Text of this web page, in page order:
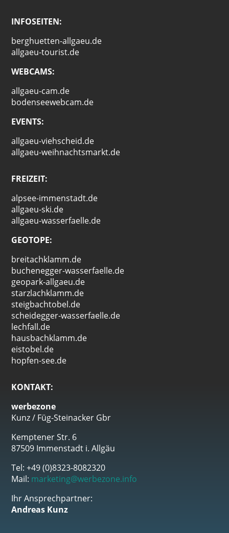
INFOSEITEN:
berghuetten-allgaeu.de
allgaeu-tourist.de
WEBCAMS:
allgaeu-cam.de
bodenseewebcam.de
EVENTS:
allgaeu-viehscheid.de
allgaeu-weihnachtsmarkt.de
FREIZEIT:
alpsee-immenstadt.de
allgaeu-ski.de
allgaeu-wasserfaelle.de
GEOTOPE:
breitachklamm.de
buchenegger-wasserfaelle.de
geopark-allgaeu.de
starzlachklamm.de
steigbachtobel.de
scheidegger-wasserfaelle.de
lechfall.de
hausbachklamm.de
eistobel.de
hopfen-see.de
KONTAKT:
werbezone
Kunz / Füg-Steinacker Gbr
Kemptener Str. 6
87509 Immenstadt i. Allgäu
Tel: +49 (0)8323-8082320
Mail: marketing@werbezone.info
Ihr Ansprechpartner:
Andreas Kunz